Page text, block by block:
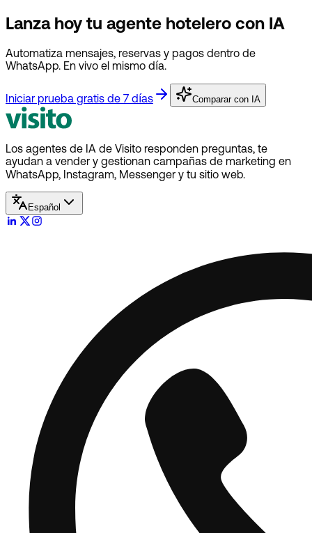
Lanza hoy tu agente hotelero con IA
Automatiza mensajes, reservas y pagos dentro de
WhatsApp. En vivo el mismo día.
Iniciar prueba gratis de 7 días Comparar con IA
Los agentes de IA de Visito responden preguntas, te
ayudan a vender y gestionan campañas de marketing en
WhatsApp, Instagram, Messenger y tu sitio web.
Español